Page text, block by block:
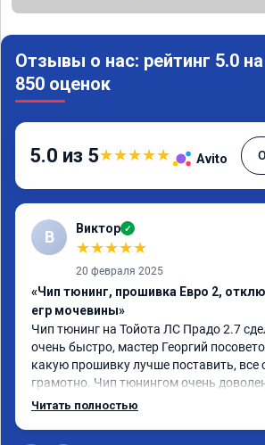
Отзывы о нас: рейтинг 5.0
850 оценок
5.0 из 5★★★★★ Avito
В Виктор ✓
★★★★★
20 февраля 2025
«Чип тюнинг, прошивка Евро 2,
егр мочевины»
Чип тюнинг на Тойота ЛС Прадо 2.7
очень быстро, мастер Георгий
какую прошивку лучше поставить, все
грамотно. Чип тюнингом очень
машина ожила немного, отзыв на
Читать полностью